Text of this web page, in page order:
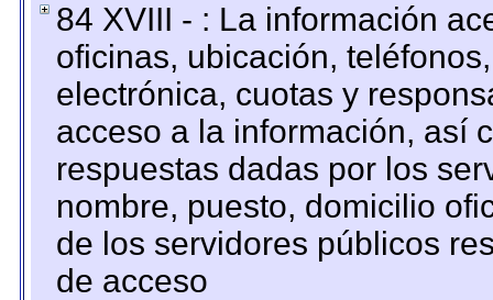
84 XVIII - : La información
oficinas, ubicación,
electrónica, cuotas y
acceso a la información, así
respuestas dadas por los
nombre, puesto, domicilio
de los servidores públicos
de acceso